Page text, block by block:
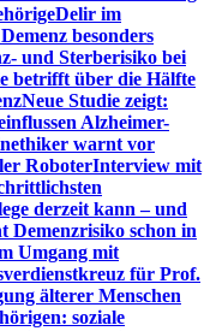
Delir im
besonders
und Sterberisiko bei
betrifft über die Hälfte
Neue Studie zeigt:
Alzheimer-
warnt vor
RoboterInterview mit
derzeit kann – und
Demenzrisiko schon in
Umgang mit
für Prof.
älterer Menschen
soziale